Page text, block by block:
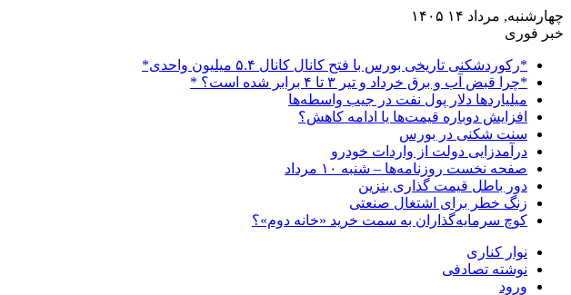
چهارشنبه, مرداد ۱۴ ۱۴۰۵
خبر فوری
*رکوردشکنی تاریخی بورس با فتح کانال کانال ۵.۴ میلیون واحدی*
*چرا قبض آب و برق خرداد و تیر ۳ تا ۴ برابر شده است؟ *
میلیاردها دلار پول نفت در جیب واسطه‌ها
افزایش دوباره قیمت‌ها یا ادامه کاهش؟
سنت شکنی در بورس
درآمدزایی دولت از واردات خودرو
صفحه نخست روزنامه‌ها – شنبه ۱۰ مرداد
دور باطل قیمت گذاری بنزین
زنگ خطر برای اشتغال صنعتی
کوچ سرمایه‌گذاران به سمت خرید «خانه دوم»؟
نوار کناری
نوشته تصادفی
ورود